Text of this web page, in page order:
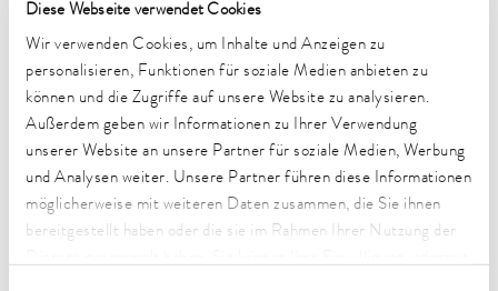
Diese Webseite verwendet Cookies
Wir verwenden Cookies, um Inhalte und Anzeigen zu
personalisieren, Funktionen für soziale Medien anbieten zu
können und die Zugriffe auf unsere Website zu analysieren.
Außerdem geben wir Informationen zu Ihrer Verwendung
unserer Website an unsere Partner für soziale Medien, Werbung
und Analysen weiter. Unsere Partner führen diese Informationen
möglicherweise mit weiteren Daten zusammen, die Sie ihnen
bereitgestellt haben oder die sie im Rahmen Ihrer Nutzung der
Technische Merkmale (nach
DIN 12876)
Hydraulic_connection_2_outside
1"